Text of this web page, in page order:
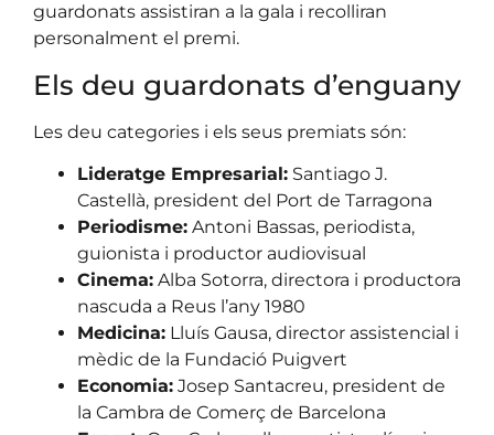
guardonats assistiran a la gala i recolliran
personalment el premi.
Els deu guardonats d’enguany
Les deu categories i els seus premiats són:
Lideratge Empresarial: Santiago J.
Castellà, president del Port de Tarragona
Periodisme: Antoni Bassas, periodista,
guionista i productor audiovisual
Cinema: Alba Sotorra, directora i productora
nascuda a Reus l’any 1980
Medicina: Lluís Gausa, director assistencial i
mèdic de la Fundació Puigvert
Economia: Josep Santacreu, president de
la Cambra de Comerç de Barcelona